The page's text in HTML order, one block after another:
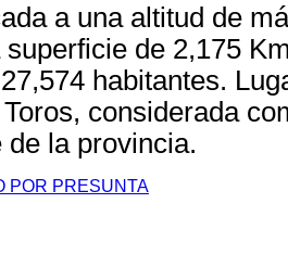
a una altitud de
de 2,175
habitantes.
considerada
la provincia.